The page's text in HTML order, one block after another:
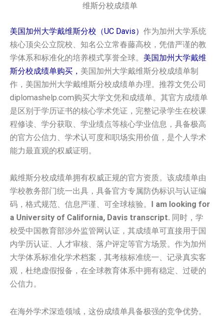
维斯分校成绩单
美国加州大学戴维斯分校（UC Davis） 作为加州大学系统
核心顶尖公立院校、知名公立常春藤高校，凭借严谨的教
学体系和标准化的培养模式享誉全球。 美国加州大学戴维
斯分校成绩单购买， 美国加州大学戴维斯分校成绩单制
作，美国加州大学戴维斯分校成绩单办理。推荐文凭公司
diplomashelp.com购买大学文凭和成绩单。其官方成绩单
是区别于学历证书的核心学术凭证，完整记录学生在校课
程修读、学分获取、学业绩点等核心学业信息，具备极高
的官方公信力、学术认可度和职场实用价值，是个人学术
能力最直观的权威证明。
戴维斯分校成绩单拥有权威正规的官方资质。该成绩单由
学校教务部门统一出具，具备官方专属防伪标识与认证编
码，格式规范、信息严谨、可全球核验。
I am looking for
a University of California, Davis transcript. 同时，学
校受中国教育部涉外监管网认证，其成绩单可直接用于国
内学历认证、人才审核、落户评定等官方场景。作为加州
大学体系标准化学术档案，其考核标准统一、记录真实客
观，杜绝虚假报备，在全球教育体系中拥有稳定、过硬的
公信力。
在海外学术深造领域，这份成绩单具备极强的竞争优势。